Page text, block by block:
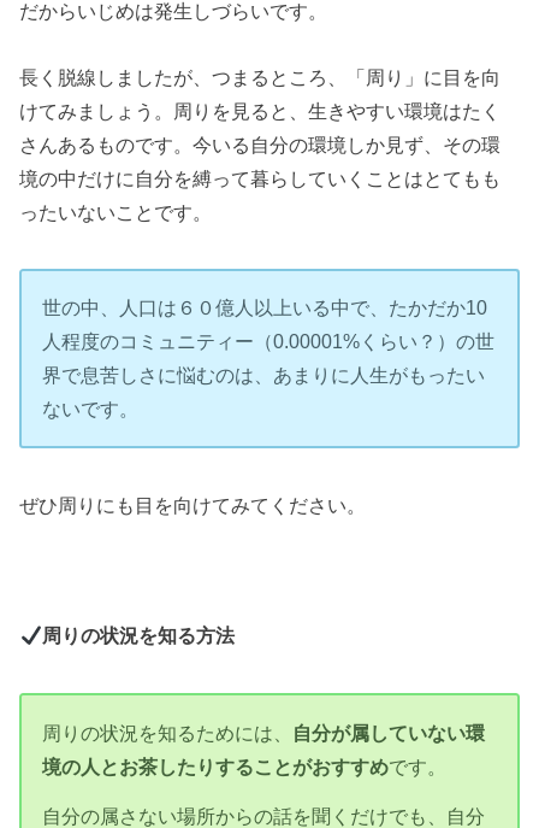
だからいじめは発生しづらいです。
長く脱線しましたが、つまるところ、「周り」に目を向
けてみましょう。周りを見ると、生きやすい環境はたく
さんあるものです。今いる自分の環境しか見ず、その環
境の中だけに自分を縛って暮らしていくことはとてもも
ったいないことです。
世の中、人口は６０億人以上いる中で、たかだか10
人程度のコミュニティー（0.00001%くらい？）の世
界で息苦しさに悩むのは、あまりに人生がもったい
ないです。
ぜひ周りにも目を向けてみてください。
周りの状況を知る方法
周りの状況を知るためには、
自分が属していない環
境の人とお茶したりすることがおすすめです。
自分の属さない場所からの話を聞くだけでも、自分